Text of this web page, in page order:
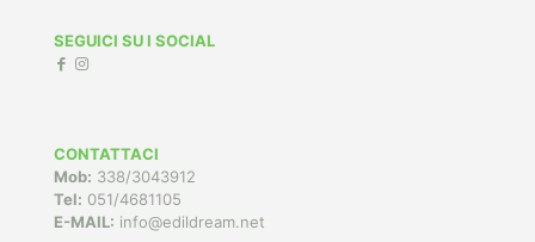
SEGUICI SU I SOCIAL
CONTATTACI
Mob: 338/3043912
Tel: 051/4681105
E-MAIL: info@edildream.net